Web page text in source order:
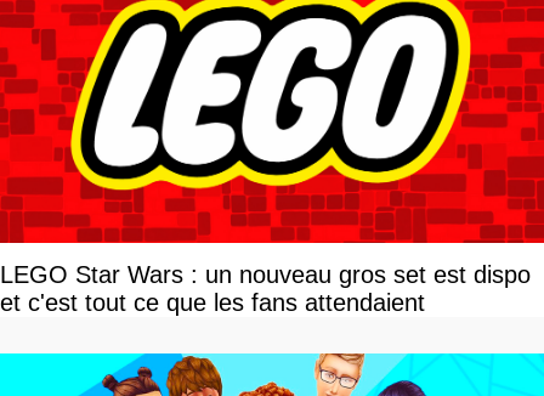
LEGO Star Wars : un nouveau gros set est dispo
et c'est tout ce que les fans attendaient